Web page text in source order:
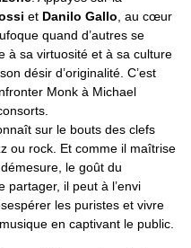
et Danilo Gallo , au cœur
quand d’autres se
à sa virtuosité et à sa culture
désir d’originalité. C’est
Monk à Michael
sur le bouts des clefs
ou rock. Et comme il maîtrise
le goût du
partager, il peut à l’envi
les puristes et vivre
en captivant le public.